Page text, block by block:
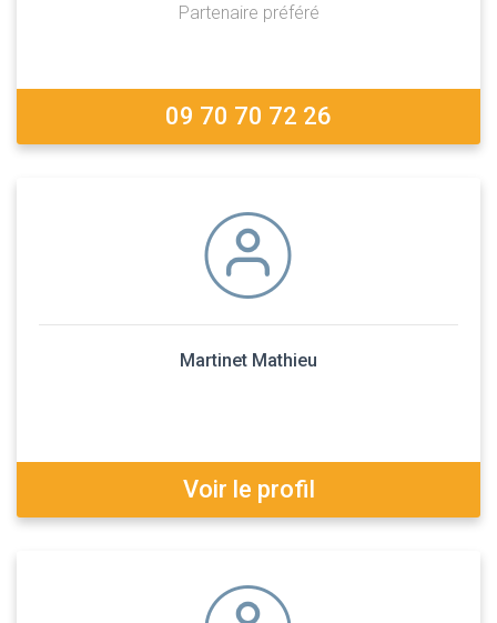
Partenaire préféré
09 70 70 72 26
Martinet Mathieu
Voir le profil